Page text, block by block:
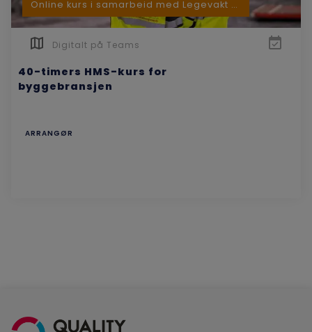
Online kurs i samarbeid med Legevakt Ves...
Digitalt på Teams
40-timers HMS-kurs for
byggebransjen
ARRANGØR